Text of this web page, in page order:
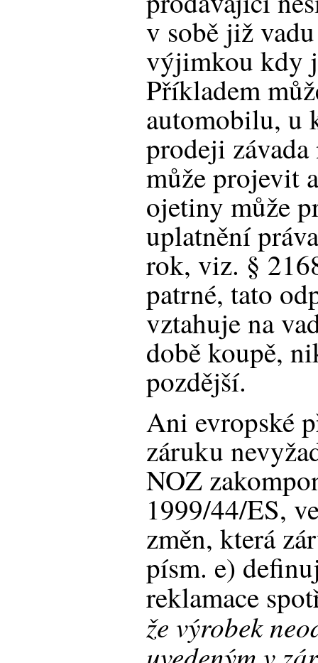
v sobě již
výjimkou kdy
Příkladem
automobilu, u
prodeji
může projevit
ojetiny může
uplatnění
rok, viz. §
patrné, tato
vztahuje na
době koupě,
pozdější.
Ani evropské
záruku
NOZ
1999/44/ES,
změn, která
písm. e)
reklamace
že výrobek